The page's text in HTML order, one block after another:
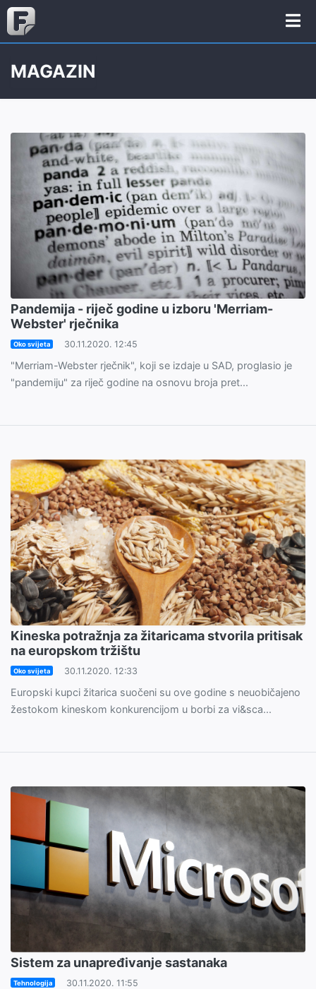
MAGAZIN
Pandemija - riječ godine u izboru 'Merriam-
Webster' rječnika
Oko svijeta 30.11.2020. 12:45
"Merriam-Webster rječnik", koji se izdaje u SAD, proglasio je
"pandemiju" za riječ godine na osnovu broja pret...
Kineska potražnja za žitaricama stvorila pritisak
na europskom tržištu
Oko svijeta 30.11.2020. 12:33
Europski kupci žitarica suočeni su ove godine s neuobičajeno
žestokom kineskom konkurencijom u borbi za vi&sca...
Sistem za unapređivanje sastanaka
Tehnologija 30.11.2020. 11:55